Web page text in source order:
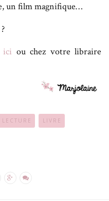
un film magnifique…
ici ou chez votre libraire
LECTURE LIVRE